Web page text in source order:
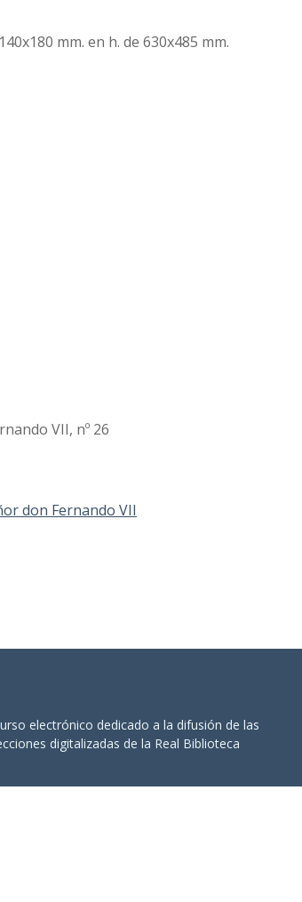
mm. en h. de 630x485 mm.
VII, nº 26
don Fernando VII
electrónico dedicado a la difusión de las
digitalizadas de la Real Biblioteca